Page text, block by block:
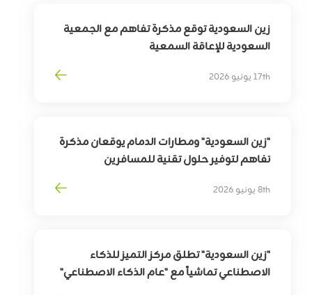
زين السعودية توقع مذكرة تفاهم مع الجمعية
السعودية للإعاقة السمعية
ذوي الإعاقة السمعية
17th يونيو 2026
"زين السعودية" ومطارات الدمام يوقعان مذكرة
تفاهم لتوفير حلول تقنية للمسافرين
وترقيةتجربةالمسافرين 8th يونيو 2026
"زين السعودية" تطلق مركز التميز للذكاء
الاصطناعي تماشياً مع "عام الذكاء الاصطناعي"